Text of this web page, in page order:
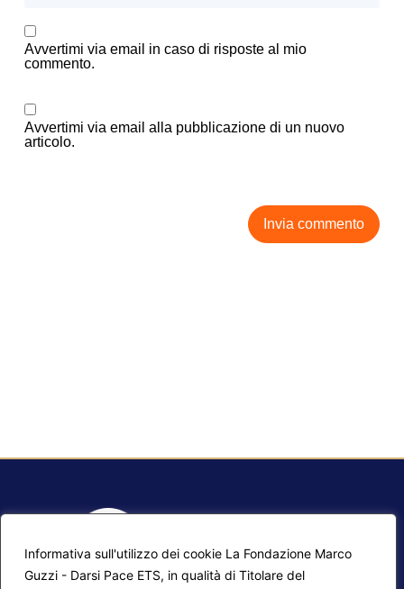
Informativa sull'utilizzo dei cookie La Fondazione Marco
Guzzi - Darsi Pace ETS, in qualità di Titolare del
Avvertimi via email in caso di risposte al mio
commento.
Avvertimi via email alla pubblicazione di un nuovo
articolo.